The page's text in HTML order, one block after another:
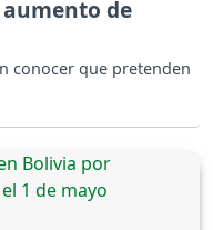
de
conocer que pretenden